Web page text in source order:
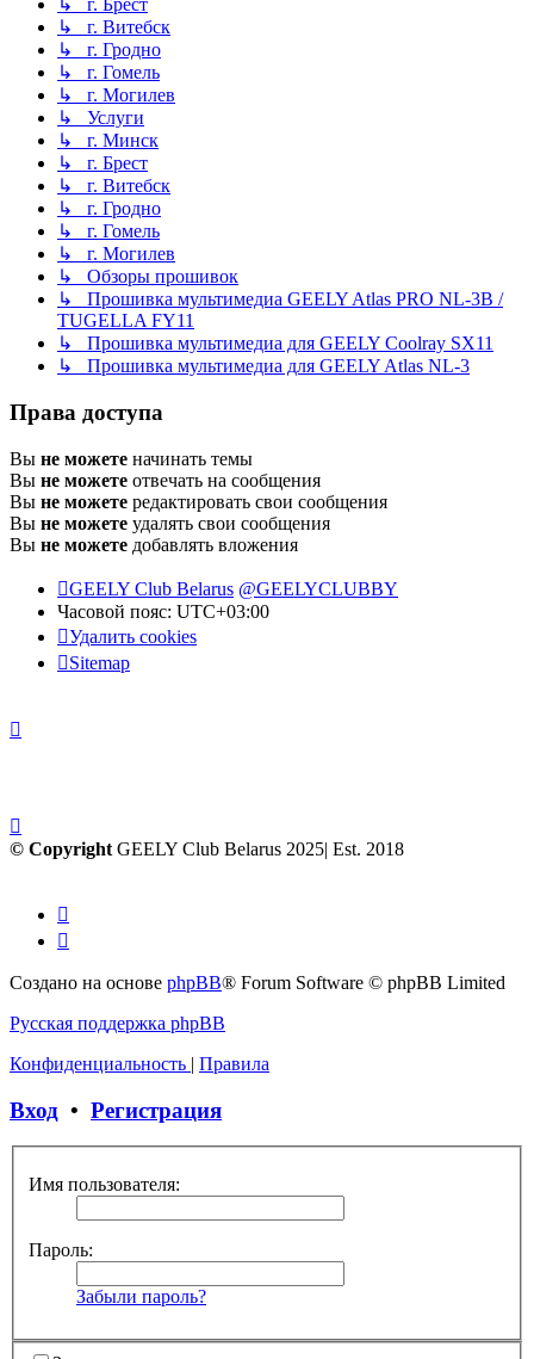
↳ г. Брест
↳ г. Витебск
↳ г. Гродно
↳ г. Гомель
↳ г. Могилев
↳ Услуги
↳ г. Минск
↳ г. Брест
↳ г. Витебск
↳ г. Гродно
↳ г. Гомель
↳ г. Могилев
↳ Обзоры прошивок
↳ Прошивка мультимедиа GEELY Atlas PRO NL-3B /
TUGELLA FY11
↳ Прошивка мультимедиа для GEELY Coolray SX11
↳ Прошивка мультимедиа для GEELY Atlas NL-3
Права доступа
Вы не можете начинать темы
Вы не можете отвечать на сообщения
Вы не можете редактировать свои сообщения
Вы не можете удалять свои сообщения
Вы не можете добавлять вложения
GEELY Club Belarus @GEELYCLUBBY
Часовой пояс: UTC+03:00
Удалить cookies
Sitemap
© Copyright GEELY Club Belarus 2025| Est. 2018
Создано на основе phpBB® Forum Software © phpBB Limited
Русская поддержка phpBB
Конфиденциальность | Правила
Вход • Регистрация
Имя пользователя:
Пароль:
Забыли пароль?